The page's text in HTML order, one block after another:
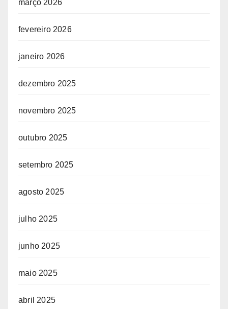
março 2026
fevereiro 2026
janeiro 2026
dezembro 2025
novembro 2025
outubro 2025
setembro 2025
agosto 2025
julho 2025
junho 2025
maio 2025
abril 2025